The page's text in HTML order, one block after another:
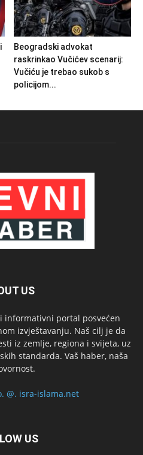
Beogradski advokat
raskrinkao Vučićev scenarij:
Vučiću je trebao sukob s
policijom...
US
informativni portal posvećen
izvještavanju. Naš cilj je da
iz zemlje, regiona i svijeta, uz
standarda. Vaš haber, naša
@. isra-islama.net
US